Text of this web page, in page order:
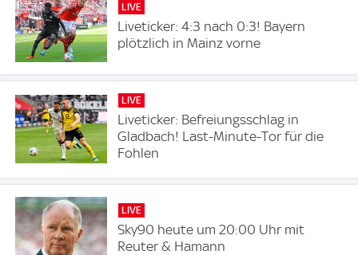
LIVE
Liveticker: 4:3 nach 0:3! Bayern
plötzlich in Mainz vorne
LIVE
Liveticker: Befreiungsschlag in
Gladbach! Last-Minute-Tor für die
Fohlen
LIVE
Sky90 heute um 20:00 Uhr mit
Reuter & Hamann